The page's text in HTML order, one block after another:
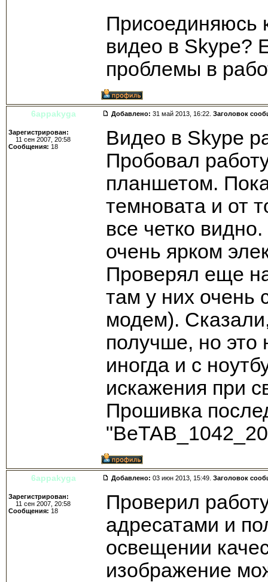
Присоединяюсь
видео в Skype?
проблемы в
6appakyga Добавлено: 31 май 2013, 16:22. Заголовок
Зарегистрирован:
11 сен 2007, 20:58
Сообщения: 18
Видео в Skype
Пробовал
планшетом.
темновата и от
все четко
очень ярком
Проверял еще
там у них очень
модем).
получше, но это
иногда и с
искажения при
Прошивка
6appakyga Добавлено: 03 июн 2013, 15:49. Заголовок
Зарегистрирован:
11 сен 2007, 20:58
Сообщения: 18
Проверил
адресатами и
освещении
изображение